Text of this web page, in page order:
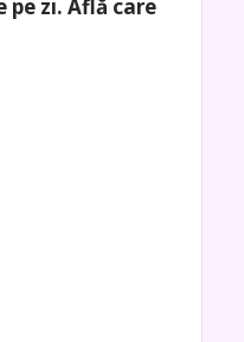
pe zi. Află care